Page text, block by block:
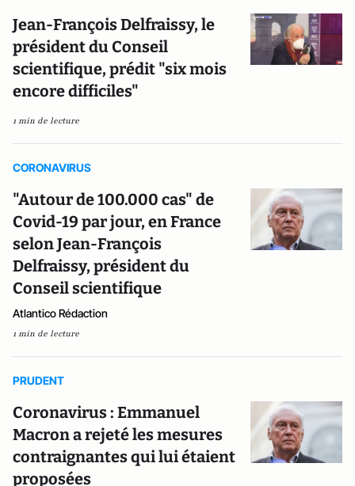
Jean-François Delfraissy, le
président du Conseil
scientifique, prédit "six mois
encore difficiles"
1 min de lecture
CORONAVIRUS
"Autour de 100.000 cas" de
Covid-19 par jour, en France
selon Jean-François
Delfraissy, président du
Conseil scientifique
Atlantico Rédaction
1 min de lecture
PRUDENT
Coronavirus : Emmanuel
Macron a rejeté les mesures
contraignantes qui lui étaient
proposées